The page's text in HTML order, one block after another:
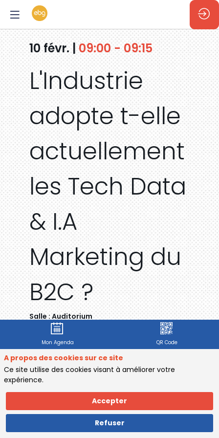
10 févr. |09:00 - 09:15
L'Industrie
adopte t-elle
actuellement
les Tech Data
& I.A
Marketing du
B2C ?
Salle :Auditorium
Evaluer
Description
industrielles
Mon Agenda QR Code
A propos des cookies sur ce site
Ce site utilise des cookies visant à améliorer votre
expérience.
Accepter
Refuser